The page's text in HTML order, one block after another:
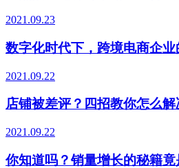
2021.09.23
数字化时代下，跨境电商企
2021.09.22
店铺被差评？四招教你怎么解
2021.09.22
你知道吗？销量增长的秘籍